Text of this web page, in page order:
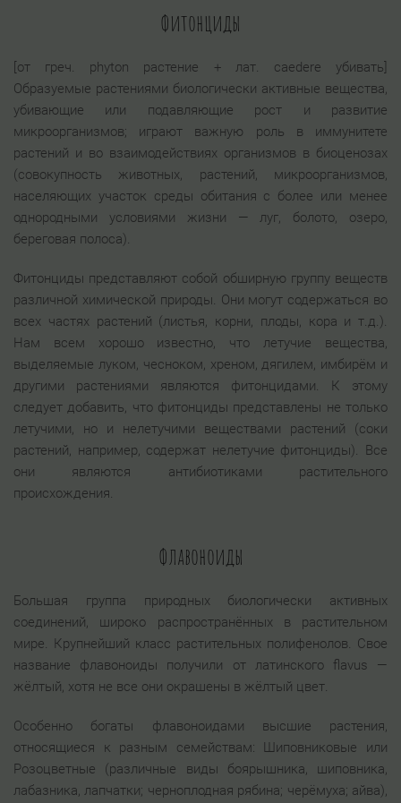
Фитонциды
[от греч. phyton растение + лат. caedere убивать]
Образуемые растениями биологически активные вещества,
убивающие или подавляющие рост и развитие
микроорганизмов; играют важную роль в иммунитете
растений и во взаимодействиях организмов в биоценозах
(совокупность животных, растений, микроорганизмов,
населяющих участок среды обитания с более или менее
однородными условиями жизни — луг, болото, озеро,
береговая полоса).
Фитонциды представляют собой обширную группу веществ
различной химической природы. Они могут содержаться во
всех частях растений (листья, корни, плоды, кора и т.д.).
Нам всем хорошо известно, что летучие вещества,
выделяемые луком, чесноком, хреном, дягилем, имбирём и
другими растениями являются фитонцидами. К этому
следует добавить, что фитонциды представлены не только
летучими, но и нелетучими веществами растений (соки
растений, например, содержат нелетучие фитонциды). Все
они являются антибиотиками растительного
происхождения.
Флавоноиды
Большая группа природных биологически активных
соединений, широко распространённых в растительном
мире. Крупнейший класс растительных полифенолов. Свое
название флавоноиды получили от латинского flavus —
жёлтый, хотя не все они окрашены в жёлтый цвет.
Особенно богаты флавоноидами высшие растения,
относящиеся к разным семействам: Шиповниковые или
Розоцветные (различные виды боярышника, шиповника,
лабазника, лапчатки; черноплодная рябина; черёмуха; айва),